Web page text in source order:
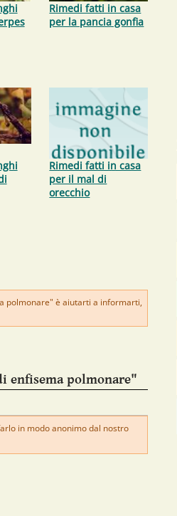
Rimedi fatti in casa
per la pancia gonfia
Rimedi fatti in casa
per il mal di
orecchio
polmonare" è aiutarti a informarti,
enfisema polmonare"
in modo anonimo dal nostro